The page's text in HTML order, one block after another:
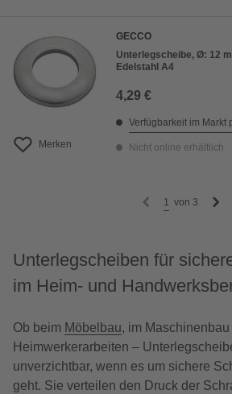
Merken
GECCO
Unterlegscheibe, Ø: 12
Edelstahl A4
4,29 €
Verfügbarkeit im Markt
Nicht online erhältlich
1 von 3
Unterlegscheiben für
im Heim- und
Ob beim Möbelbau, im
Heimwerkerarbeiten –
unverzichtbar, wenn es um sichere
geht. Sie verteilen den Druck der